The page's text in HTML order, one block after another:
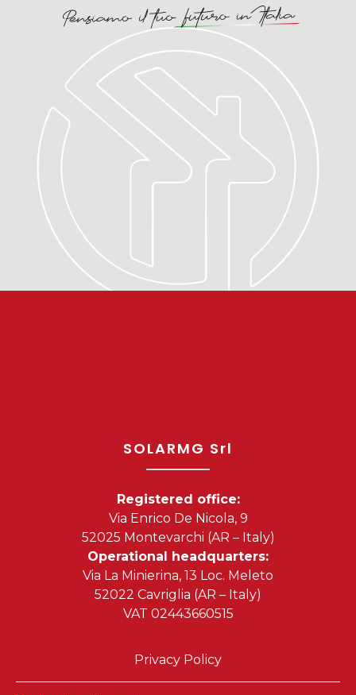
SOLARMG Srl
Registered office:
Via Enrico De Nicola, 9
52025 Montevarchi (AR – Italy)
Operational headquarters:
Via La Minierina, 13 Loc. Meleto
52022 Cavriglia (AR – Italy)
VAT 02443660515
Privacy Policy